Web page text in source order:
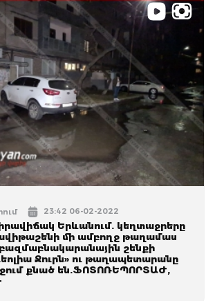
23:42 06-02-2022
Երևանում. կեղտաջրերը
մի ամբողջ թաղամաս
բազմաբնակարանային շենքի
Ջուրն» ու թաղապետարանը
քնած են.ՖՈՏՈՌԵՊՈՐՏԱԺ,